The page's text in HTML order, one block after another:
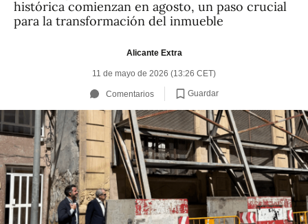
histórica comienzan en agosto, un paso crucial
para la transformación del inmueble
Alicante Extra
11 de mayo de 2026 (13:26 CET)
Comentarios Guardar